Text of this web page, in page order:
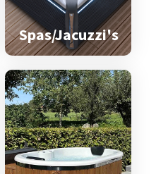
Spas/Jacuzzi's